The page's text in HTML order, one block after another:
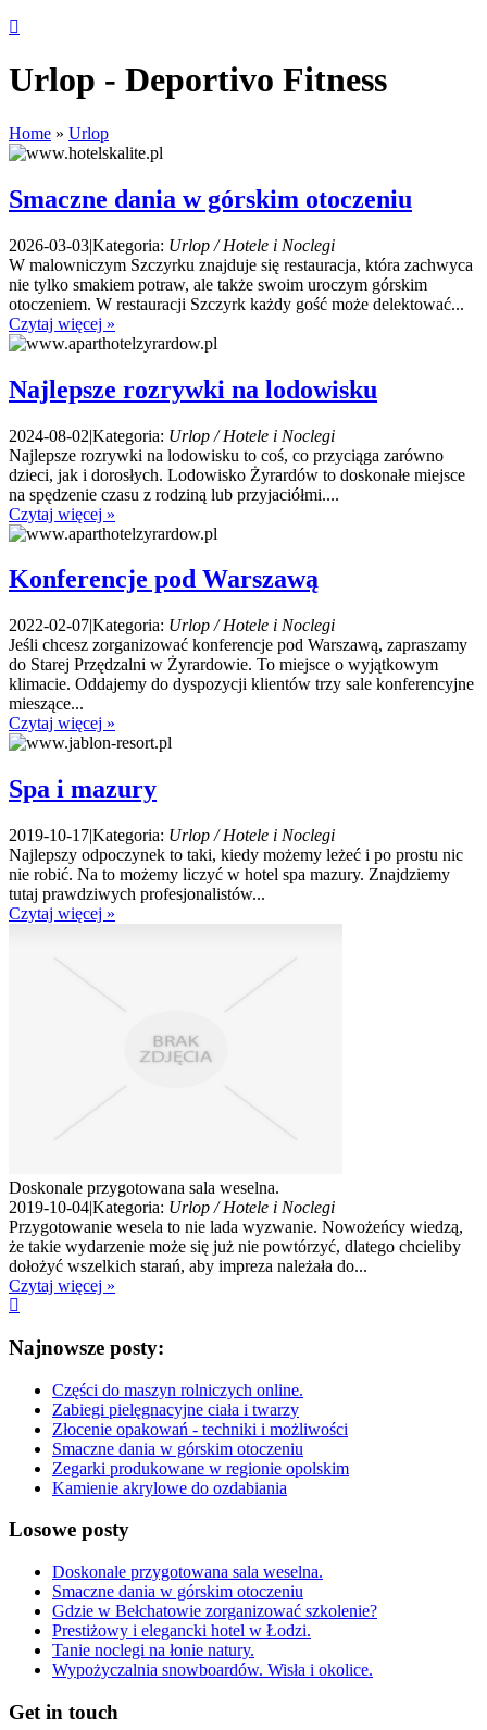
Urlop - Deportivo Fitness
Home » Urlop
Smaczne dania w górskim otoczeniu
2026-03-03|Kategoria: Urlop / Hotele i Noclegi
W malowniczym Szczyrku znajduje się restauracja, która zachwyca
nie tylko smakiem potraw, ale także swoim uroczym górskim
otoczeniem. W restauracji Szczyrk każdy gość może delektować...
Czytaj więcej »
Najlepsze rozrywki na lodowisku
2024-08-02|Kategoria: Urlop / Hotele i Noclegi
Najlepsze rozrywki na lodowisku to coś, co przyciąga zarówno
dzieci, jak i dorosłych. Lodowisko Żyrardów to doskonałe miejsce
na spędzenie czasu z rodziną lub przyjaciółmi....
Czytaj więcej »
Konferencje pod Warszawą
2022-02-07|Kategoria: Urlop / Hotele i Noclegi
Jeśli chcesz zorganizować konferencje pod Warszawą, zapraszamy
do Starej Przędzalni w Żyrardowie. To miejsce o wyjątkowym
klimacie. Oddajemy do dyspozycji klientów trzy sale konferencyjne
mieszące...
Czytaj więcej »
Spa i mazury
2019-10-17|Kategoria: Urlop / Hotele i Noclegi
Najlepszy odpoczynek to taki, kiedy możemy leżeć i po prostu nic
nie robić. Na to możemy liczyć w hotel spa mazury. Znajdziemy
tutaj prawdziwych profesjonalistów...
Czytaj więcej »
Doskonale przygotowana sala weselna.
2019-10-04|Kategoria: Urlop / Hotele i Noclegi
Przygotowanie wesela to nie lada wyzwanie. Nowożeńcy wiedzą,
że takie wydarzenie może się już nie powtórzyć, dlatego chcieliby
dołożyć wszelkich starań, aby impreza należała do...
Czytaj więcej »
Najnowsze posty:
Części do maszyn rolniczych online.
Zabiegi pielęgnacyjne ciała i twarzy
Złocenie opakowań - techniki i możliwości
Smaczne dania w górskim otoczeniu
Zegarki produkowane w regionie opolskim
Kamienie akrylowe do ozdabiania
Losowe posty
Doskonale przygotowana sala weselna.
Smaczne dania w górskim otoczeniu
Gdzie w Bełchatowie zorganizować szkolenie?
Prestiżowy i elegancki hotel w Łodzi.
Tanie noclegi na łonie natury.
Wypożyczalnia snowboardów. Wisła i okolice.
Get in touch